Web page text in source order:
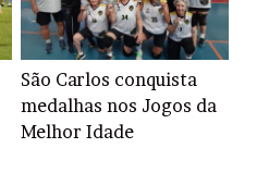
São Carlos conquista
medalhas nos Jogos da
Melhor Idade